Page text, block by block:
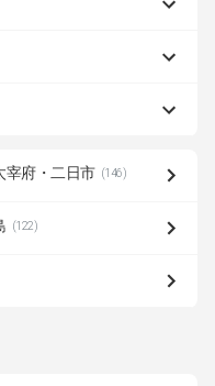
宰府・二日市 (146)
(122)